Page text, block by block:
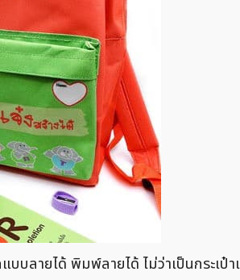
บลายได้ พิมพ์ลายได้ ไม่ว่าเป็นกระเป๋า